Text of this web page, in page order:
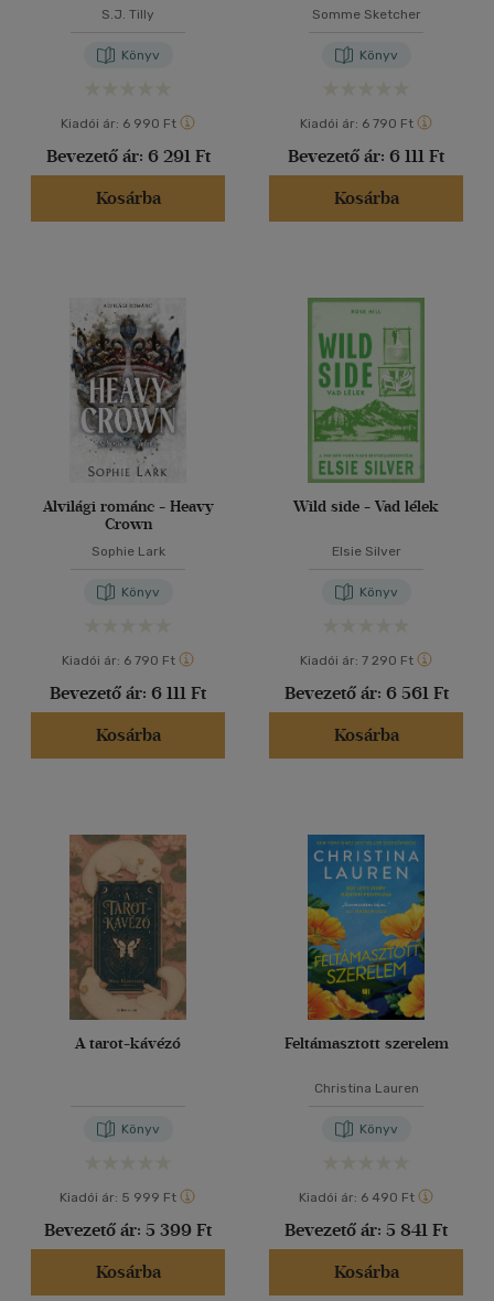
S.J. Tilly
Könyv
Kiadói ár: 6 990 Ft
Bevezető ár: 6 291 Ft
Kosárba
Somme Sketcher
Könyv
Kiadói ár: 6 790 Ft
Bevezető ár: 6 111 Ft
Kosárba
Alvilági románc - Heavy
Crown
Sophie Lark
Könyv
Kiadói ár: 6 790 Ft
Bevezető ár: 6 111 Ft
Kosárba
Wild side - Vad lélek
Elsie Silver
Könyv
Kiadói ár: 7 290 Ft
Bevezető ár: 6 561 Ft
Kosárba
A tarot-kávézó
Könyv
Kiadói ár: 5 999 Ft
Bevezető ár: 5 399 Ft
Kosárba
Feltámasztott szerelem
Christina Lauren
Könyv
Kiadói ár: 6 490 Ft
Bevezető ár: 5 841 Ft
Kosárba